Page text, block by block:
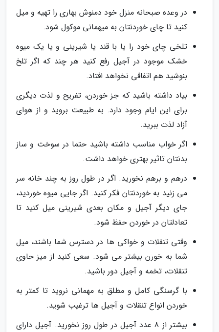
در وعده صبحانه منزل خود دمنوش بهاری را تهیه و میل
کنید تا چای خوردنتان به میهمانی موکول شود.
تلخی چای خود را یا با قند یا شیرینی و یا یک میوه
خشک موجود در آجیل رفع کنید هر چند که اگر تلخ
بنوشید هم اتفاقی نخواهد افتاد.
بیاد داشته باشید که جز خوردن، تفریح و لذت دیگری
برای این ایام وجود دارد. به طبیعت بروید و از هوای
آزاد لذت ببرید.
اگر خواب مناسب داشته باشید حتما در سوخت و ساز
بدنتان تاثیر بهتری خواهد داشت.
درهم و برهم نخورید. اگر در طول روز به چند خانه سر
می زنید به خوردنتان فکر کنید. اگر جایی میوه خوردید،
جای دیگر آجیل و مکان بعدی شیرینی میل کنید تا
تعادلتان در خوردن حفظ شود.
وقتی تنقلات و خواکی ها در دسترس شما باشند، میل
شما به خورن بیشتر می شود. سعی کنید از میز حاوی
تنقلات، تخمه و آجیل دور باشید.
با گرسنگی کامل و مطلق به مهمانی نروید تا کمتر به
خوردن انواع تنقلات و آجیل ها ترغیب شوید.
بیشتر از 8 عدد آجیل در طول روز نخورید. آجیل دارای